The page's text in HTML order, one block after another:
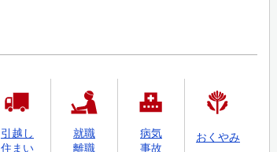
引越し
住まい
就職
離職
病気
事故
おくやみ